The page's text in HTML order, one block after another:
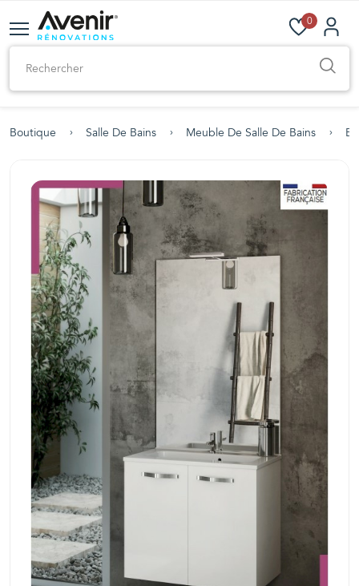
0
Boutique Salle De Bains Meuble De Salle De Bains